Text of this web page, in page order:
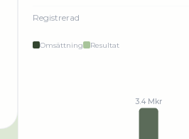
Registrerad
Omsättning Resultat
3.4 Mkr